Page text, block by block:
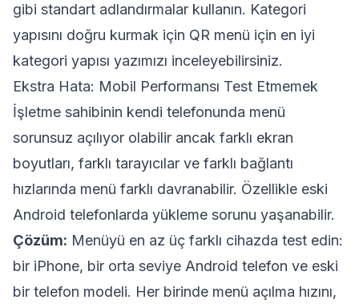
gibi standart adlandırmalar kullanın. Kategori
yapısını doğru kurmak için QR menü için en iyi
kategori yapısı yazımızı inceleyebilirsiniz.
Ekstra Hata: Mobil Performansı Test Etmemek
İşletme sahibinin kendi telefonunda menü
sorunsuz açılıyor olabilir ancak farklı ekran
boyutları, farklı tarayıcılar ve farklı bağlantı
hızlarında menü farklı davranabilir. Özellikle eski
Android telefonlarda yükleme sorunu yaşanabilir.
Çözüm: Menüyü en az üç farklı cihazda test edin:
bir iPhone, bir orta seviye Android telefon ve eski
bir telefon modeli. Her birinde menü açılma hızını,